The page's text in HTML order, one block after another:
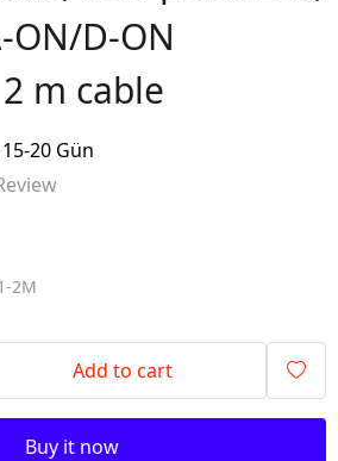
ON/D-ON
m cable
20 Gün
2M
Add to cart
Buy it now